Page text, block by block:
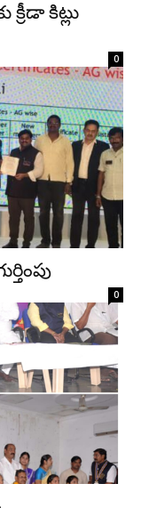
కిట్లు
0
0